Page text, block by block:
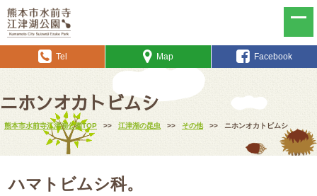
Tel Map Facebook
ニホンオカトビムシ
熊本市水前寺江津湖公園TOP >> 江津湖の昆虫 >> その他 >> ニホンオカトビムシ
ハマトビムシ科。